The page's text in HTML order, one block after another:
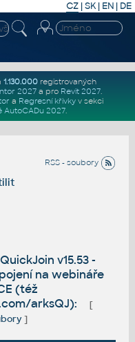
CZ | SK| EN | DE
1.130.000registrovaných
2027a pro Revit 2027.
a Regresní křivkyv sekci
AutoCADu 2027.
RSS - soubory
v15.53 -
na webináře
(též
arksQJ):
[
]